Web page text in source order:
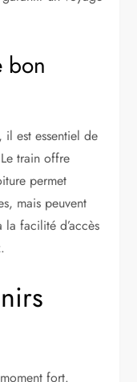
bon
est essentiel de
train offre
permet
mais peuvent
facilité d’accès
fort.